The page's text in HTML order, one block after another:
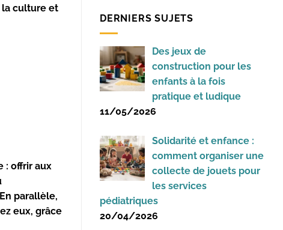
la culture et
: offrir aux
parallèle,
eux, grâce
DERNIERS SUJETS
Des jeux de
construction pour les
enfants à la fois
pratique et ludique
11/05/2026
Solidarité et enfance :
comment organiser une
collecte de jouets pour
les services
pédiatriques
20/04/2026